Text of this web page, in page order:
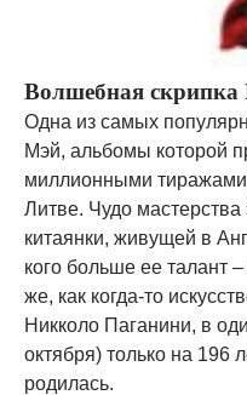
Волшебная скрипка
Одна из самых
Мэй, альбомы которой
миллионными тиражами,
Литве. Чудо мастерства
китаянки, живущей в
кого больше ее талант
же, как когда-то
Никколо Паганини, в
октября) только на 196
родилась.